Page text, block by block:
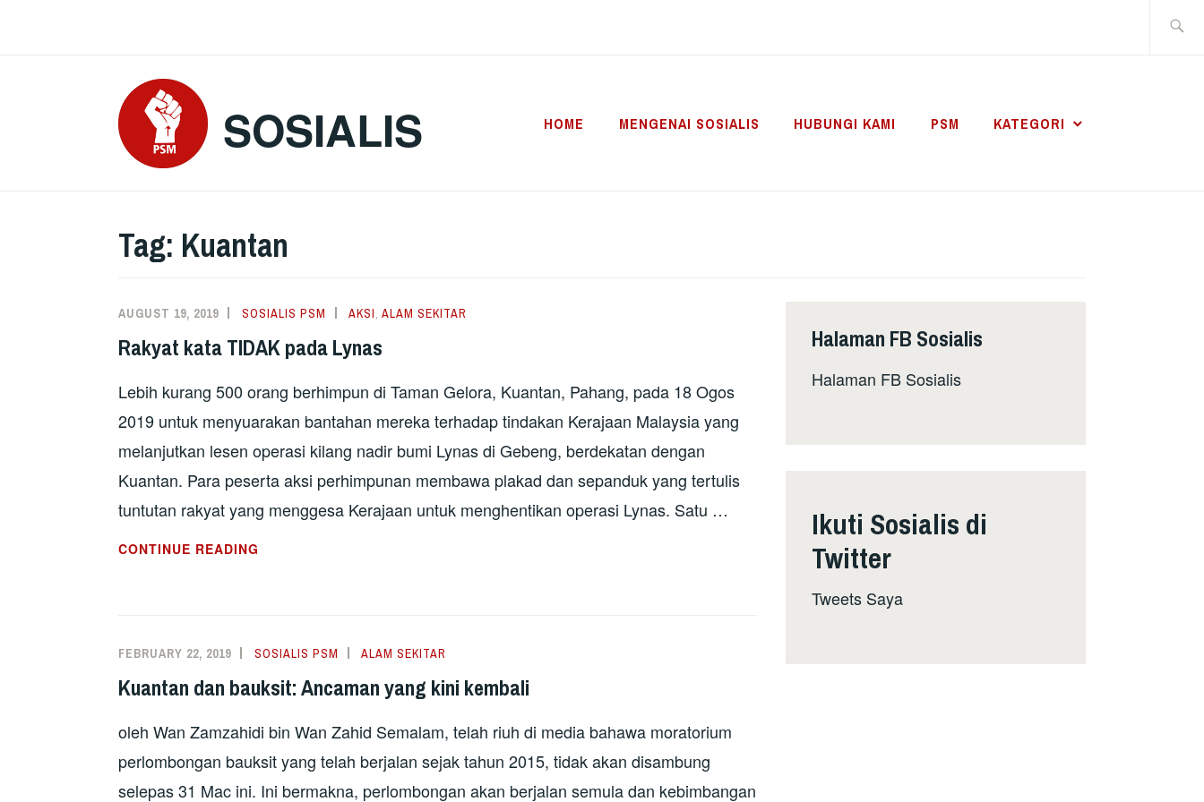
SOSIALIS HOME MENGENAI SOSIALIS HUBUNGI KAMI PSM KATEGORI
Tag: Kuantan
AUGUST 19, 2019 SOSIALIS PSM AKSI ALAM SEKITAR
Rakyat kata TIDAK pada Lynas
Lebih kurang 500 orang berhimpun di Taman Gelora, Kuantan, Pahang, pada 18 Ogos
2019 untuk menyuarakan bantahan mereka terhadap tindakan Kerajaan Malaysia yang
melanjutkan lesen operasi kilang nadir bumi Lynas di Gebeng, berdekatan dengan
Kuantan. Para peserta aksi perhimpunan membawa plakad dan sepanduk yang tertulis
tuntutan rakyat yang menggesa Kerajaan untuk menghentikan operasi Lynas. Satu …
CONTINUE READING
FEBRUARY 22, 2019 SOSIALIS PSM ALAM SEKITAR
Kuantan dan bauksit: Ancaman yang kini kembali
oleh Wan Zamzahidi bin Wan Zahid Semalam, telah riuh di media bahawa moratorium
perlombongan bauksit yang telah berjalan sejak tahun 2015, tidak akan disambung
selepas 31 Mac ini. Ini bermakna, perlombongan akan berjalan semula dan kebimbangan
Halaman FB Sosialis
Halaman FB Sosialis
Ikuti Sosialis di
Twitter
Tweets Saya